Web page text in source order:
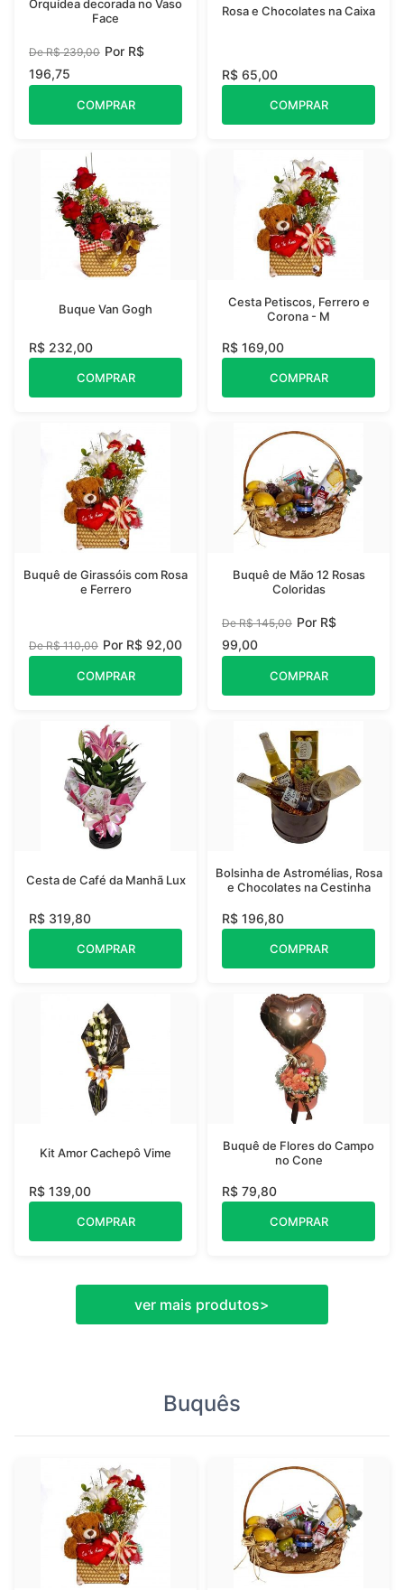
Orquídea decorada no Vaso
Face
De R$ 239,00 Por R$
196,75
COMPRAR
Rosa e Chocolates na Caixa
R$ 65,00
COMPRAR
Buque Van Gogh
R$ 232,00
COMPRAR
Cesta Petiscos, Ferrero e
Corona - M
R$ 169,00
COMPRAR
Buquê de Girassóis com Rosa
e Ferrero
De R$ 110,00 Por R$ 92,00
COMPRAR
Buquê de Mão 12 Rosas
Coloridas
De R$ 145,00 Por R$
99,00
COMPRAR
Cesta de Café da Manhã Lux
R$ 319,80
COMPRAR
Bolsinha de Astromélias, Rosa
e Chocolates na Cestinha
R$ 196,80
COMPRAR
Kit Amor Cachepô Vime
R$ 139,00
COMPRAR
Buquê de Flores do Campo
no Cone
R$ 79,80
COMPRAR
ver mais produtos>
Buquês